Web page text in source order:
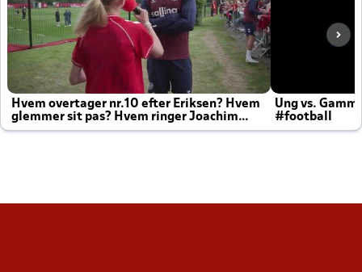
Hvem overtager nr.10 efter Eriksen? Hvem
glemmer sit pas? Hvem ringer Joachim
altid til efter kampe?
Ung vs.
#football